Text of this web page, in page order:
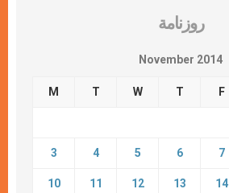
روزنامة
November 2014
M T W T F
3 4 5 6 7
10 11 12 13 14